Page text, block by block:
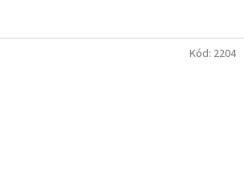
Kód: 2204